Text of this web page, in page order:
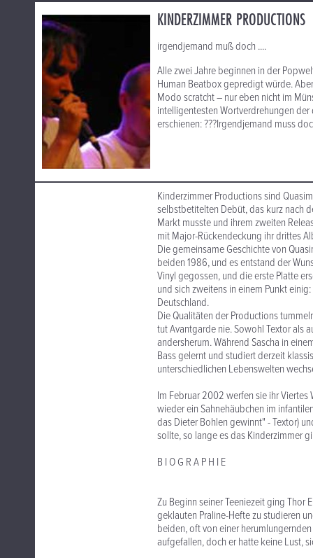
KINDERZIMMER PRODUCTIONS
irgendjemand muß doch ....
Alle zwei Jahre beginnen in der
Human Beatbox gepredigt würde.
Modo scratcht – nur eben nicht im
intelligentesten Wortverdrehungen der
erschienen: ???Irgendjemand muss
Kinderzimmer Productions sind
selbstbetitelten Debüt, das kurz nach
Markt musste und ihrem zweiten
mit Major-Rückendeckung ihr drittes
Die gemeinsame Geschichte von
beiden 1986, und es entstand der
Vinyl gegossen, und die erste Platte
und sich zweitens in einem Punkt
Deutschland.
Die Qualitäten der Productions
tut Avantgarde nie. Sowohl Textor als
andersherum. Während Sascha in
Bass gelernt und studiert derzeit
unterschiedlichen Lebenswelten
Im Februar 2002 werfen sie ihr
wieder ein Sahnehäubchen im
das Dieter Bohlen gewinnt" - Textor)
sollte, so lange es das Kinderzimmer
B I O G R A P H I E
Zu Beginn seiner Teeniezeit ging Thor
geklauten Praline-Hefte zu studieren
beiden, oft von einer
aufgefallen, doch er hatte keine Lust,